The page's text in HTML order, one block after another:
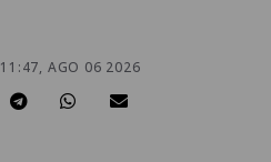
11:47, AGO 06 2026